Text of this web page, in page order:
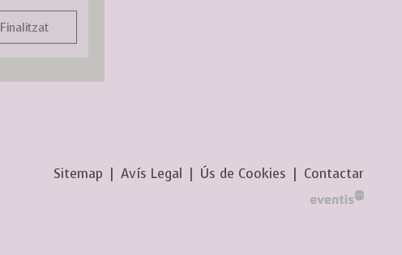
Finalitzat
Sitemap Avís Legal Ús de Cookies Contactar